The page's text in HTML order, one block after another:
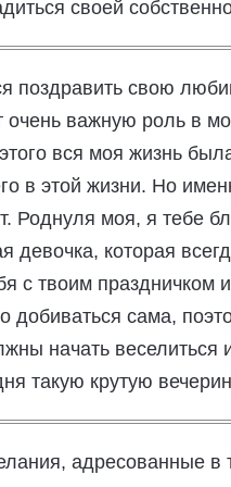
своей
поздравить свою
очень важную роль в
вся моя жизнь
в этой жизни. Но
Роднуля моя, я тебе
девочка, которая
с твоим праздничком
добиваться сама,
начать
такую крутую
адресованные в